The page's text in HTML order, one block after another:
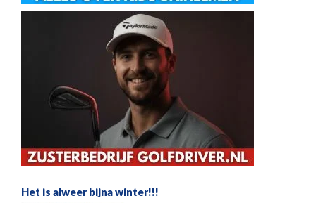
Het is alweer bijna winter!!!